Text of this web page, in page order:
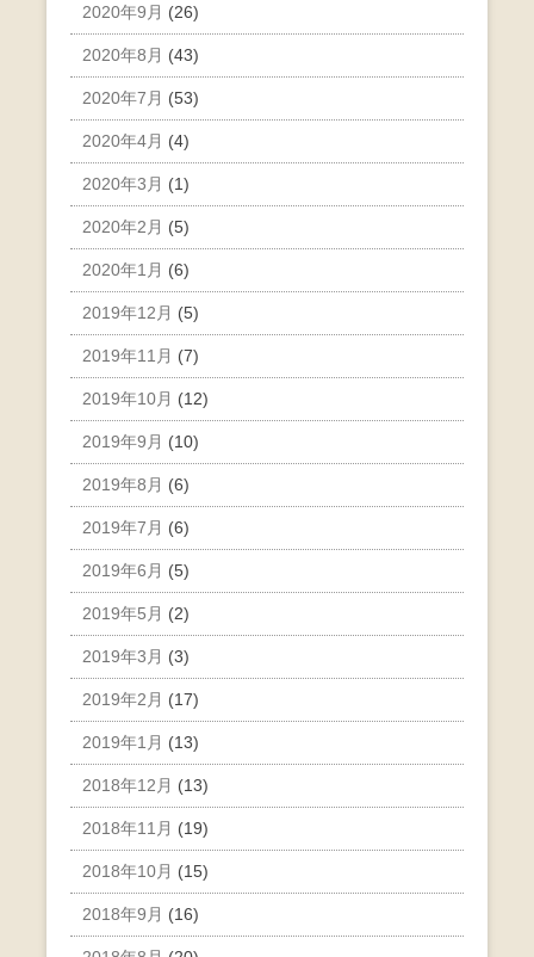
2020年9月 (26)
2020年8月 (43)
2020年7月 (53)
2020年4月 (4)
2020年3月 (1)
2020年2月 (5)
2020年1月 (6)
2019年12月 (5)
2019年11月 (7)
2019年10月 (12)
2019年9月 (10)
2019年8月 (6)
2019年7月 (6)
2019年6月 (5)
2019年5月 (2)
2019年3月 (3)
2019年2月 (17)
2019年1月 (13)
2018年12月 (13)
2018年11月 (19)
2018年10月 (15)
2018年9月 (16)